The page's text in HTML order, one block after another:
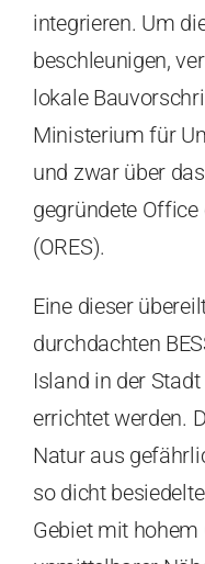
integrieren. Um
beschleunigen,
lokale
Ministerium für
und zwar über
gegründete
(ORES).
Eine dieser
durchdachten
Island in der
errichtet werden.
Natur aus
so dicht
Gebiet mit